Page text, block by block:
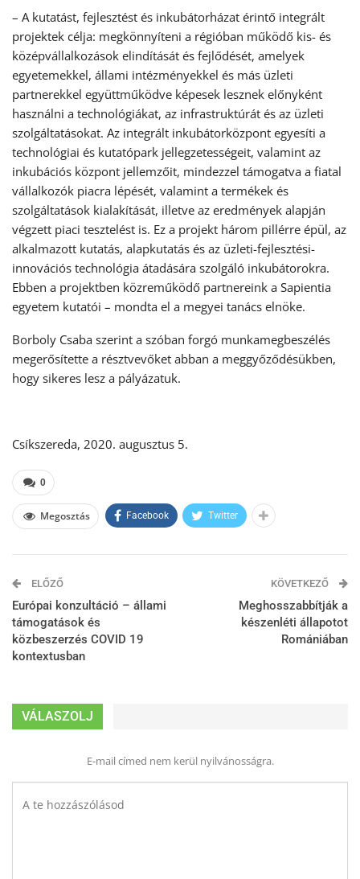
– A kutatást, fejlesztést és inkubátorházat érintő integrált
projektek célja: megkönnyíteni a régióban működő kis- és
középvállalkozások elindítását és fejlődését, amelyek
egyetemekkel, állami intézményekkel és más üzleti
partnerekkel együttműködve képesek lesznek előnyként
használni a technológiákat, az infrastruktúrát és az üzleti
szolgáltatásokat. Az integrált inkubátorközpont egyesíti a
technológiai és kutatópark jellegzetességeit, valamint az
inkubációs központ jellemzőit, mindezzel támogatva a fiatal
vállalkozók piacra lépését, valamint a termékek és
szolgáltatások kialakítását, illetve az eredmények alapján
végzett piaci tesztelést is. Ez a projekt három pillérre épül, az
alkalmazott kutatás, alapkutatás és az üzleti-fejlesztési-
innovációs technológia átadására szolgáló inkubátorokra.
Ebben a projektben közreműködő partnereink a Sapientia
egyetem kutatói – mondta el a megyei tanács elnöke.
Borboly Csaba szerint a szóban forgó munkamegbeszélés
megerősítette a résztvevőket abban a meggyőződésükben,
hogy sikeres lesz a pályázatuk.
Csíkszereda, 2020. augusztus 5.
0
Megosztás Facebook Twitter
ELŐZŐ
Európai konzultáció – állami
támogatások és
közbeszerzés COVID 19
kontextusban
KÖVETKEZŐ
Meghosszabbítják a
készenléti állapotot
Romániában
VÁLASZOLJ
E-mail címed nem kerül nyilvánosságra.